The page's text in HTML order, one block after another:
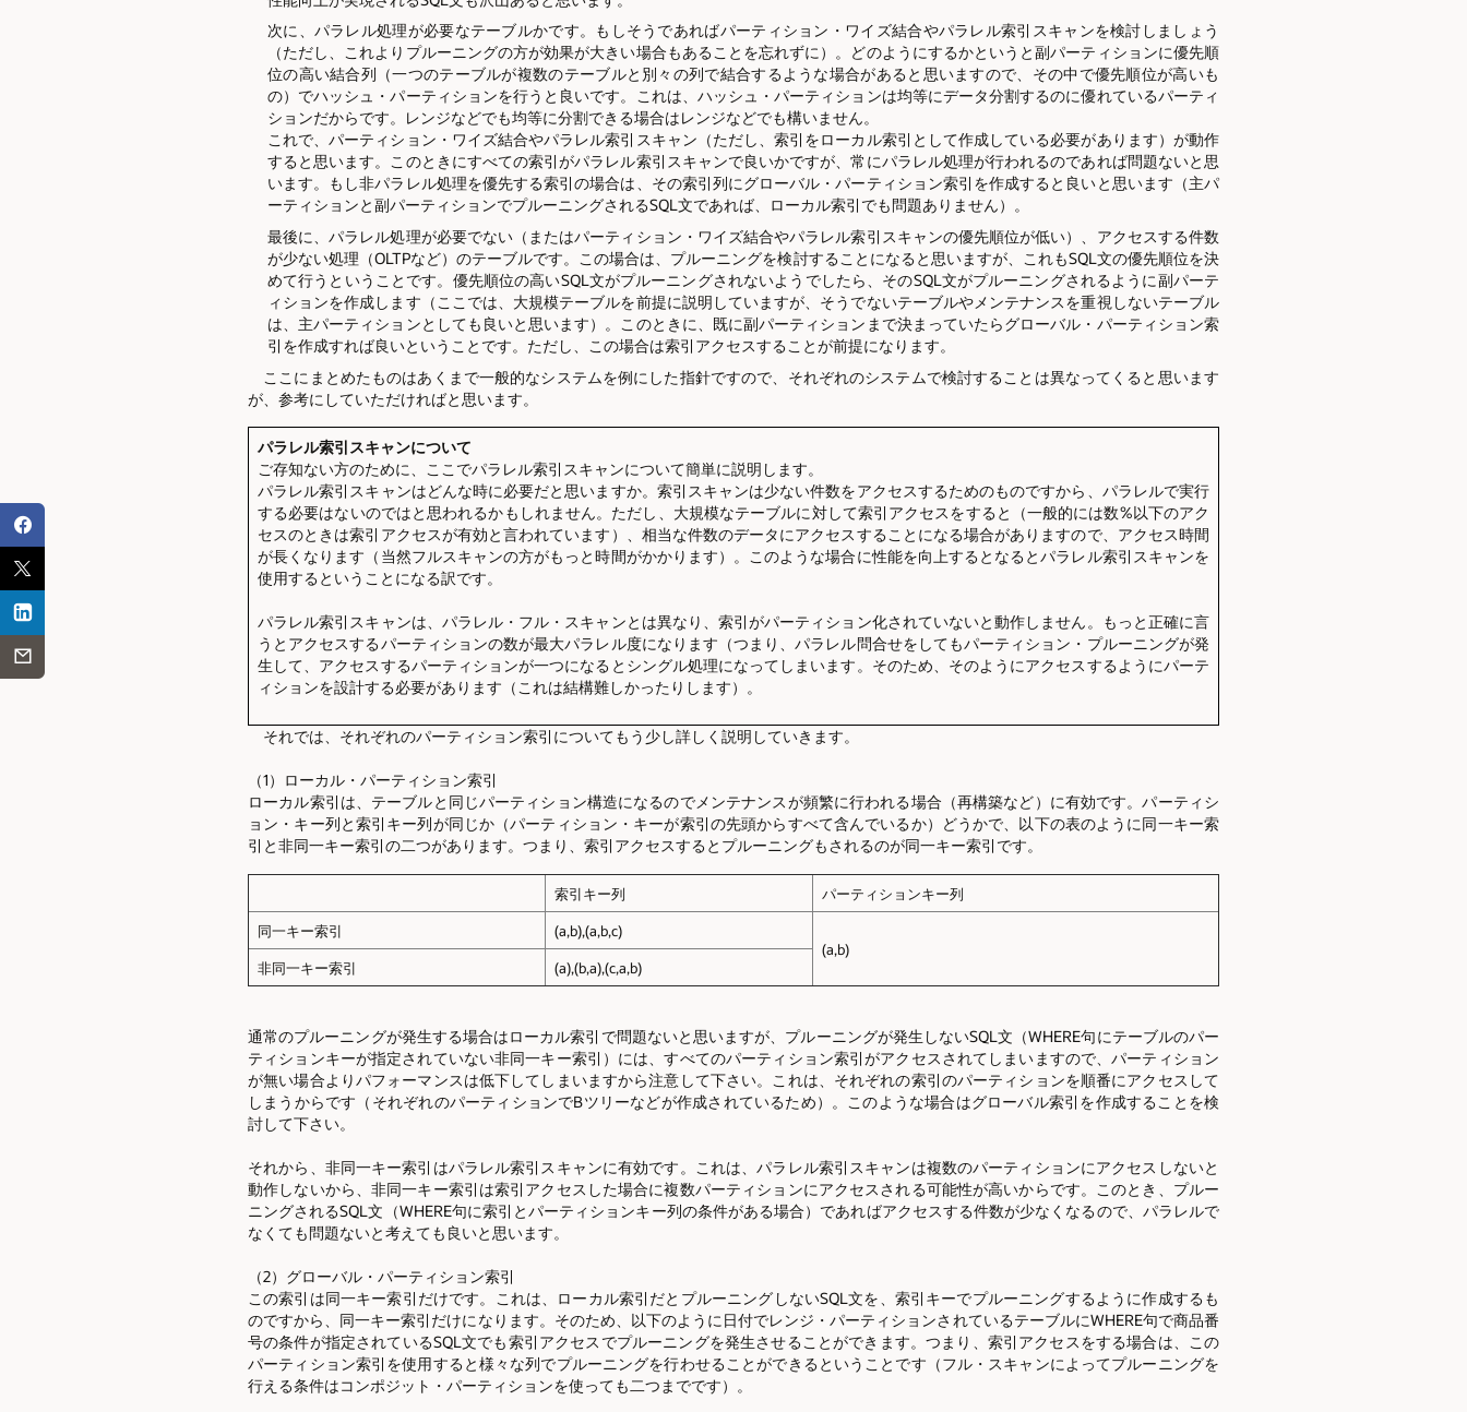
次に、パラレル処理が必要なテーブルかです。もしそうであればパーティション・ワイズ結合やパラレル索引スキャンを検討しましょう
（ただし、これよりプルーニングの方が効果が大きい場合もあることを忘れずに）。どのようにするかというと副パーティションに優先順
位の高い結合列（一つのテーブルが複数のテーブルと別々の列で結合するような場合があると思いますので、その中で優先順位が高いも
の）でハッシュ・パーティションを行うと良いです。これは、ハッシュ・パーティションは均等にデータ分割するのに優れているパーティ
ションだからです。レンジなどでも均等に分割できる場合はレンジなどでも構いません。
これで、パーティション・ワイズ結合やパラレル索引スキャン（ただし、索引をローカル索引として作成している必要があります）が動作
すると思います。このときにすべての索引がパラレル索引スキャンで良いかですが、常にパラレル処理が行われるのであれば問題ないと思
います。もし非パラレル処理を優先する索引の場合は、その索引列にグローバル・パーティション索引を作成すると良いと思います（主パ
ーティションと副パーティションでプルーニングされるSQL文であれば、ローカル索引でも問題ありません）。
最後に、パラレル処理が必要でない（またはパーティション・ワイズ結合やパラレル索引スキャンの優先順位が低い）、アクセスする件数
が少ない処理（OLTPなど）のテーブルです。この場合は、プルーニングを検討することになると思いますが、これもSQL文の優先順位を決
めて行うということです。優先順位の高いSQL文がプルーニングされないようでしたら、そのSQL文がプルーニングされるように副パーテ
ィションを作成します（ここでは、大規模テーブルを前提に説明していますが、そうでないテーブルやメンテナンスを重視しないテーブル
は、主パーティションとしても良いと思います）。このときに、既に副パーティションまで決まっていたらグローバル・パーティション索
引を作成すれば良いということです。ただし、この場合は索引アクセスすることが前提になります。
ここにまとめたものはあくまで一般的なシステムを例にした指針ですので、それぞれのシステムで検討することは異なってくると思います
が、参考にしていただければと思います。
パラレル索引スキャンについて
ご存知ない方のために、ここでパラレル索引スキャンについて簡単に説明します。
パラレル索引スキャンはどんな時に必要だと思いますか。索引スキャンは少ない件数をアクセスするためのものですから、パラレルで実行
する必要はないのではと思われるかもしれません。ただし、大規模なテーブルに対して索引アクセスをすると（一般的には数%以下のアク
セスのときは索引アクセスが有効と言われています）、相当な件数のデータにアクセスすることになる場合がありますので、アクセス時間
が長くなります（当然フルスキャンの方がもっと時間がかかります）。このような場合に性能を向上するとなるとパラレル索引スキャンを
使用するということになる訳です。
パラレル索引スキャンは、パラレル・フル・スキャンとは異なり、索引がパーティション化されていないと動作しません。もっと正確に言
うとアクセスするパーティションの数が最大パラレル度になります（つまり、パラレル問合せをしてもパーティション・プルーニングが発
生して、アクセスするパーティションが一つになるとシングル処理になってしまいます。そのため、そのようにアクセスするようにパーテ
ィションを設計する必要があります（これは結構難しかったりします）。
それでは、それぞれのパーティション索引についてもう少し詳しく説明していきます。
（1）ローカル・パーティション索引
ローカル索引は、テーブルと同じパーティション構造になるのでメンテナンスが頻繁に行われる場合（再構築など）に有効です。パーティシ
ョン・キー列と索引キー列が同じか（パーティション・キーが索引の先頭からすべて含んでいるか）どうかで、以下の表のように同一キー索
引と非同一キー索引の二つがあります。つまり、索引アクセスするとプルーニングもされるのが同一キー索引です。
索引キー列
パーティションキー列
同一キー索引
(a,b),(a,b,c)
(a,b)
非同一キー索引
(a),(b,a),(c,a,b)
通常のプルーニングが発生する場合はローカル索引で問題ないと思いますが、プルーニングが発生しないSQL文（WHERE句にテーブルのパー
ティションキーが指定されていない非同一キー索引）には、すべてのパーティション索引がアクセスされてしまいますので、パーティション
が無い場合よりパフォーマンスは低下してしまいますから注意して下さい。これは、それぞれの索引のパーティションを順番にアクセスして
しまうからです（それぞれのパーティションでBツリーなどが作成されているため）。このような場合はグローバル索引を作成することを検
討して下さい。
それから、非同一キー索引はパラレル索引スキャンに有効です。これは、パラレル索引スキャンは複数のパーティションにアクセスしないと
動作しないから、非同一キー索引は索引アクセスした場合に複数パーティションにアクセスされる可能性が高いからです。このとき、プルー
ニングされるSQL文（WHERE句に索引とパーティションキー列の条件がある場合）であればアクセスする件数が少なくなるので、パラレルで
なくても問題ないと考えても良いと思います。
（2）グローバル・パーティション索引
この索引は同一キー索引だけです。これは、ローカル索引だとプルーニングしないSQL文を、索引キーでプルーニングするように作成するも
のですから、同一キー索引だけになります。そのため、以下のように日付でレンジ・パーティションされているテーブルにWHERE句で商品番
号の条件が指定されているSQL文でも索引アクセスでプルーニングを発生させることができます。つまり、索引アクセスをする場合は、この
パーティション索引を使用すると様々な列でプルーニングを行わせることができるということです（フル・スキャンによってプルーニングを
行える条件はコンポジット・パーティションを使っても二つまでです）。